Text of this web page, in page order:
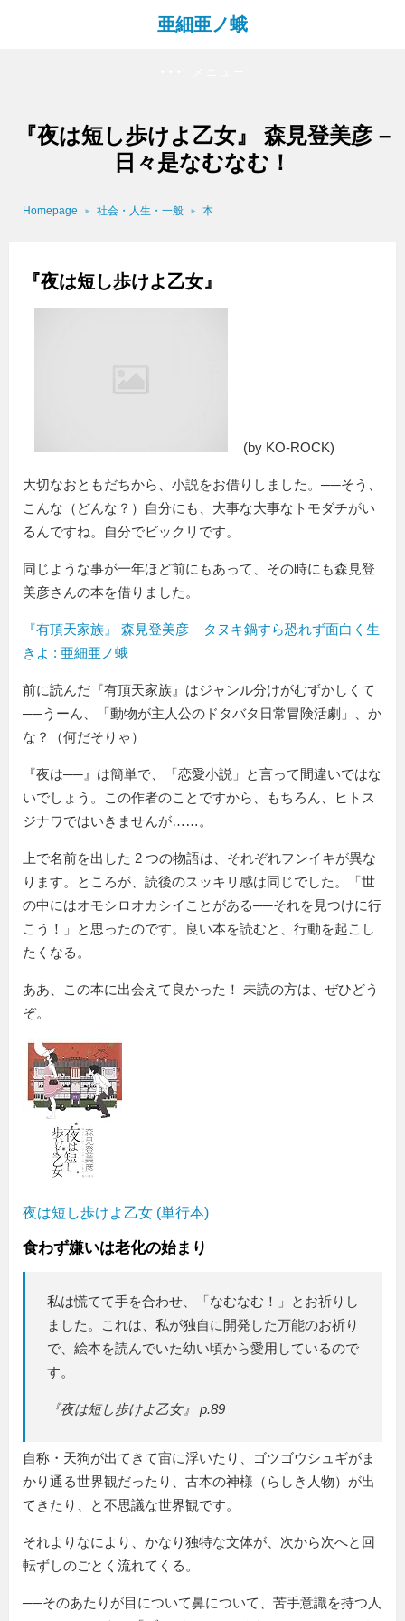
亜細亜ノ蛾
『夜は短し歩けよ乙女』 森見登美彦 –
日々是なむなむ！
Homepage 社会・人生・一般 本
『夜は短し歩けよ乙女』
(by KO-ROCK)
大切なおともだちから、小説をお借りしました。──そう、
こんな（どんな？）自分にも、大事な大事なトモダチがい
るんですね。自分でビックリです。
同じような事が一年ほど前にもあって、その時にも森見登
美彦さんの本を借りました。
『有頂天家族』 森見登美彦 – タヌキ鍋すら恐れず面白く生
きよ : 亜細亜ノ蛾
前に読んだ『有頂天家族』はジャンル分けがむずかしくて
──うーん、「動物が主人公のドタバタ日常冒険活劇」、か
な？（何だそりゃ）
『夜は──』は簡単で、「恋愛小説」と言って間違いではな
いでしょう。この作者のことですから、もちろん、ヒトス
ジナワではいきませんが……。
上で名前を出した 2 つの物語は、それぞれフンイキが異な
ります。ところが、読後のスッキリ感は同じでした。「世
の中にはオモシロオカシイことがある──それを見つけに行
こう！」と思ったのです。良い本を読むと、行動を起こし
たくなる。
ああ、この本に出会えて良かった！ 未読の方は、ぜひどう
ぞ。
夜は短し歩けよ乙女 (単行本)
食わず嫌いは老化の始まり
私は慌てて手を合わせ、「なむなむ！」とお祈りし
ました。これは、私が独自に開発した万能のお祈り
で、絵本を読んでいた幼い頃から愛用しているので
す。
『夜は短し歩けよ乙女』 p.89
自称・天狗が出てきて宙に浮いたり、ゴツゴウシュギがま
かり通る世界観だったり、古本の神様（らしき人物）が出
てきたり、と不思議な世界観です。
それよりなにより、かなり独特な文体が、次から次へと回
転ずしのごとく流れてくる。
──そのあたりが目について鼻について、苦手意識を持つ人